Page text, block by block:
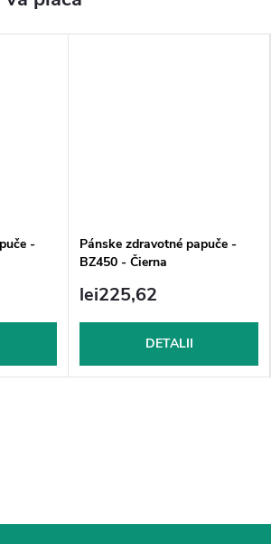
-
Pánske zdravotné papuče -
BZ450 - Čierna
lei225,62
DETALII